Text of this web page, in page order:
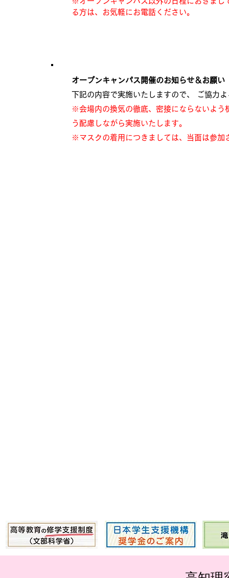
る方は、お気軽にお電話ください。
オープンキャンパス開催のお知らせ＆お願い
下記の内容で実施いたしますので、 ご協力
※会場内の換気の徹底、密接にならないよう
う配慮しながら実施いたします。
※マスクの着用につきましては、当面は参加